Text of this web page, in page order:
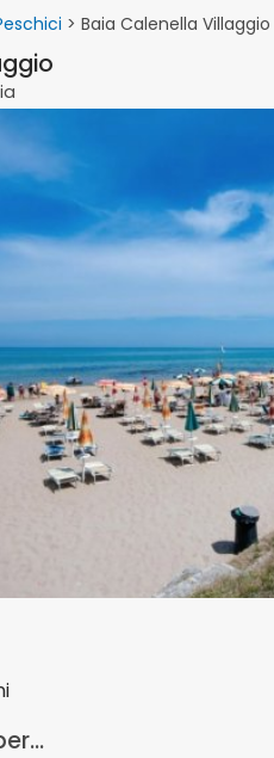
> Baia Calenella Villaggio
Puglia